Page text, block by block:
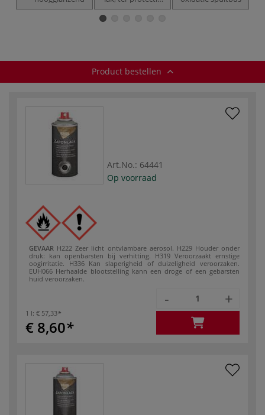
van metaal
Product bestellen
Art.No.: 64441
Op voorraad
GEVAAR H222 Zeer licht ontvlambare aerosol. H229 Houder onder
druk: kan openbarsten bij verhitting. H319 Veroorzaakt ernstige
oogirritatie.
H336 Kan slaperigheid of duizeligheid veroorzaken.
EUH066 Herhaalde blootstelling kann een droge of een gebarsten
huid veroorzaken.
1 l: € 57,33
€ 8,60
- +